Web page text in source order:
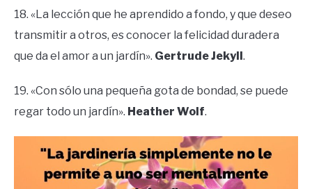
18. «La lección que he aprendido a fondo, y que deseo
transmitir a otros, es conocer la felicidad duradera
que da el amor a un jardín». Gertrude Jekyll .
19. «Con sólo una pequeña gota de bondad, se puede
regar todo un jardín». Heather Wolf.